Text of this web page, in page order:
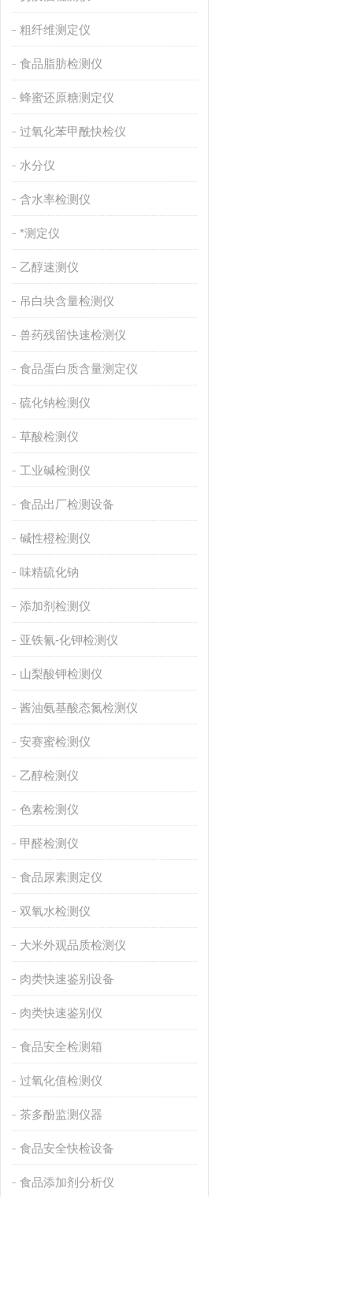
粗纤维测定仪
食品脂肪检测仪
蜂蜜还原糖测定仪
过氧化苯甲酰快检仪
水分仪
含水率检测仪
*测定仪
乙醇速测仪
吊白块含量检测仪
兽药残留快速检测仪
食品蛋白质含量测定仪
硫化钠检测仪
草酸检测仪
工业碱检测仪
食品出厂检测设备
碱性橙检测仪
味精硫化钠
添加剂检测仪
亚铁氰-化钾检测仪
山梨酸钾检测仪
酱油氨基酸态氮检测仪
安赛蜜检测仪
乙醇检测仪
色素检测仪
甲醛检测仪
食品尿素测定仪
双氧水检测仪
大米外观品质检测仪
肉类快速鉴别设备
肉类快速鉴别仪
食品安全检测箱
过氧化值检测仪
茶多酚监测仪器
食品安全快检设备
食品添加剂分析仪